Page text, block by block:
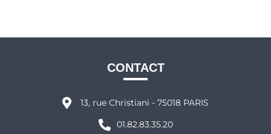
CONTACT
13, rue Christiani - 75018 PARIS
01.82.83.35.20